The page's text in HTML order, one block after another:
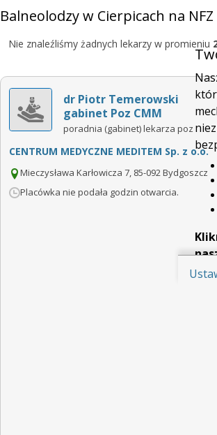
Balneolodzy w Cierpicach na
Nie znaleźliśmy żadnych lekarzy w promieniu
dr Piotr Temerowski
gabinet Poz CMM
poradnia (gabinet) lekarza poz
CENTRUM MEDYCZNE MEDITEM Sp. z o.o.
Mieczysława Karłowicza 7, 85-092 Bydgoszcz
Placówka nie podała godzin otwarcia.